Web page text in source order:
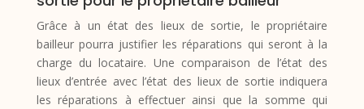
Grâce à un état des lieux de sortie, le propriétaire
bailleur pourra justifier les réparations qui seront à la
charge du locataire. Une comparaison de l’état des
lieux d’entrée avec l’état des lieux de sortie indiquera
les réparations à effectuer ainsi que la somme qui